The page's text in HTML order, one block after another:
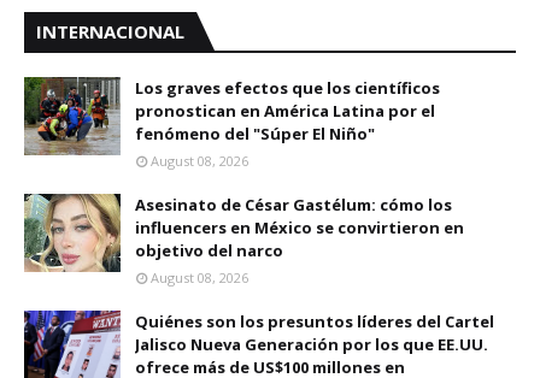
INTERNACIONAL
Los graves efectos que los científicos
pronostican en América Latina por el
fenómeno del "Súper El Niño"
August 08, 2026
Asesinato de César Gastélum: cómo los
influencers en México se convirtieron en
objetivo del narco
August 08, 2026
Quiénes son los presuntos líderes del Cartel
Jalisco Nueva Generación por los que EE.UU.
ofrece más de US$100 millones en